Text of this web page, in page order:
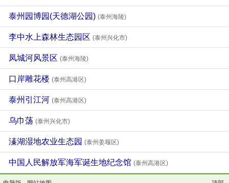
泰州园博园(天德湖公园) (泰州海陵)
李中水上森林生态园区 (泰州兴化市)
凤城河风景区 (泰州海陵)
口岸雕花楼 (泰州高港区)
泰州引江河 (泰州高港区)
乌巾荡 (泰州兴化市)
溱湖湿地农业生态园 (泰州姜堰区)
中国人民解放军海军诞生地纪念馆 (泰州高港区)